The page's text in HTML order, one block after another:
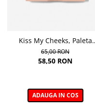
Kiss My Cheeks, Paleta
cremoasa de contur, COLD
15 g
65,00 RON
58,50 RON
ADAUGA IN COS